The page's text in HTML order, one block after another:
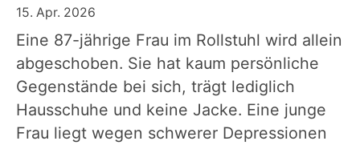
15. Apr. 2026
Eine 87-jährige Frau im Rollstuhl wird allein
abgeschoben. Sie hat kaum persönliche
Gegenstände bei sich, trägt lediglich
Hausschuhe und keine Jacke. Eine junge
Frau liegt wegen schwerer Depressionen